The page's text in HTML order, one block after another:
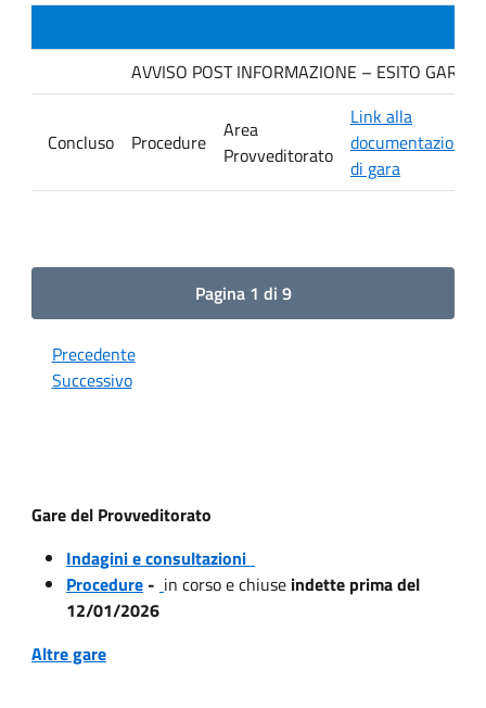
AVVISO POST INFORMAZIONE – ESITO
Concluso Procedure
Area
Provveditorato
Link alla
documentazione
di gara
Pagina 1 di 9
Precedente
Successivo
Gare del Provveditorato
Indagini e consultazioni
Procedure- in corso e chiuse indette prima del
12/01/2026
Altre gare